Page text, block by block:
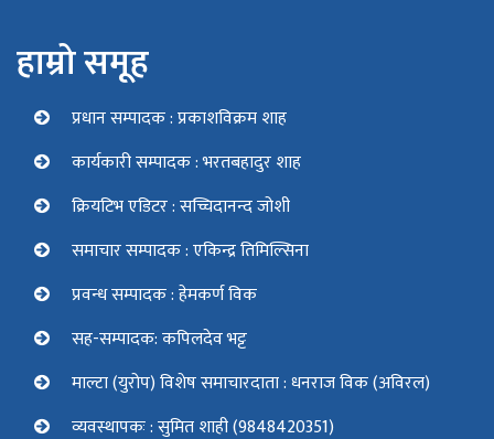
हाम्रो समूह
प्रधान सम्पादक : प्रकाशविक्रम शाह
कार्यकारी सम्पादक : भरतबहादुर शाह
क्रियटिभ एडिटर : सच्चिदानन्द जोशी
समाचार सम्पादक : एकिन्द्र तिमिल्सिना
प्रवन्ध सम्पादक : हेमकर्ण विक
सह-सम्पादक: कपिलदेव भट्ट
माल्टा (युरोप) विशेष समाचारदाता : धनराज विक (अविरल)
व्यवस्थापकः : सुमित शाही (9848420351)